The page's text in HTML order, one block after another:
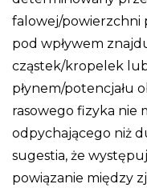
falowej/powierzchni
pod wpływem
cząstek/kropelek
płynem/potencjału
rasowego fizyka nie
odpychającego niż
sugestia, że
powiązanie między